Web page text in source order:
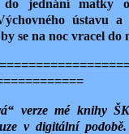
do jednání matky
ústavu a
se na noc vracel
verze mé knihy
v digitální